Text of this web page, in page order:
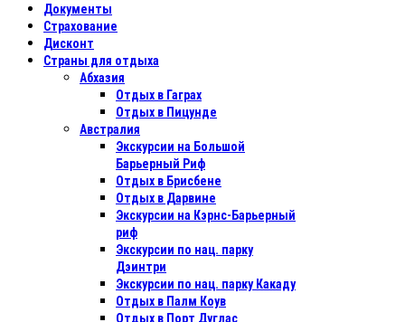
Документы
Страхование
Дисконт
Страны для отдыха
Абхазия
Отдых в Гаграх
Отдых в Пицунде
Австралия
Экскурсии на Большой
Барьерный Риф
Отдых в Бриcбене
Отдых в Дарвине
Экскурсии на Кэрнс-Барьерный
риф
Экскурсии по нац. парку
Дэинтри
Экскурсии по нац. парку Какаду
Отдых в Палм Коув
Отдых в Порт Дуглас